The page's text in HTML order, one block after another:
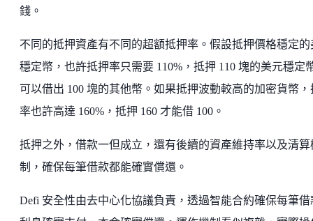
錢。
不同的抵押資產有不同的超額抵押率。假設抵押價格穩定的
穩定幣，也許抵押率只需要 110%，抵押 110 塊的美元穩定
可以借出 100 塊的其他幣。如果抵押波動較高的加密貨幣，
率也許高達 160%，抵押 160 才能借 100。
抵押之外，借款一但成立，還有後續的資產維持率以及清算
制，確保每筆借款都能確實償還。
Defi 安全性由去中心化協議負責，透過智能合約確保每筆借